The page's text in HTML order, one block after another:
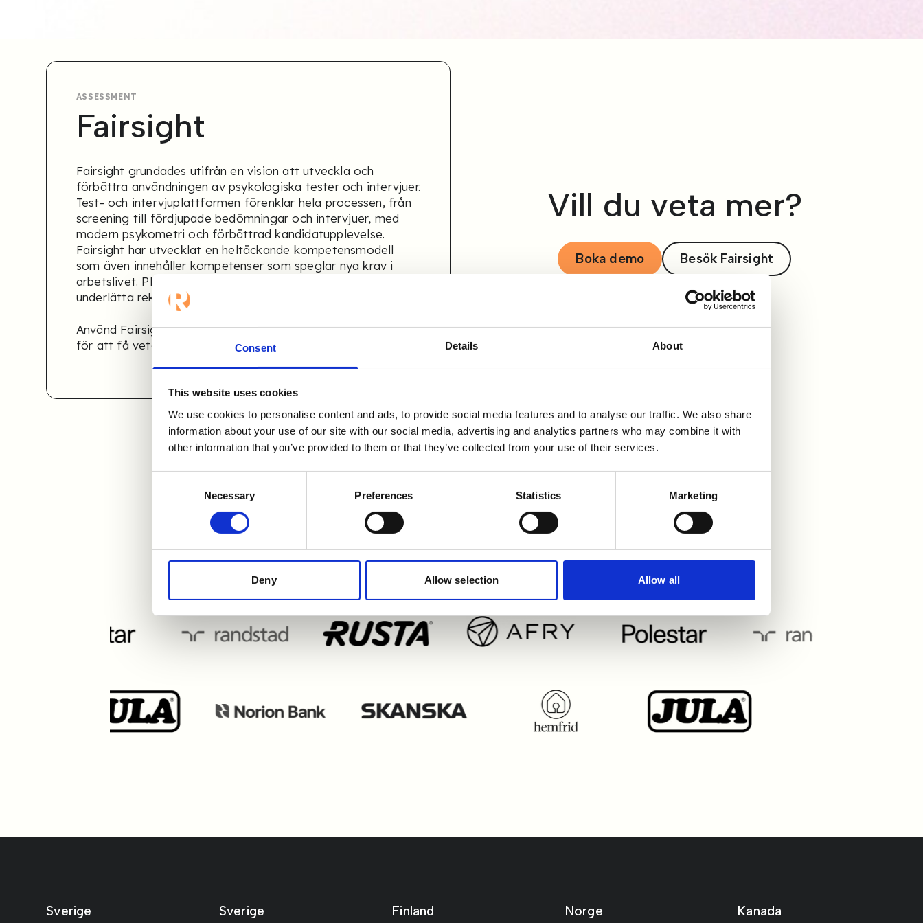
Consent Details About
This website uses cookies
We use cookies to personalise content and ads, to provide social media features and to analyse our traffic. We also share
information about your use of our site with our social media, advertising and analytics partners who may combine it with
other information that you’ve provided to them or that they’ve collected from your use of their services.
Necessary Preferences Statistics Marketing
Deny Allow selection Allow all
ASSESSMENT
Fairsight
Fairsight grundades utifrån en vision att utveckla och
förbättra användningen av psykologiska tester och intervjuer.
Test- och intervjuplattformen förenklar hela processen, från
screening till fördjupade bedömningar och intervjuer, med
modern psykometri och förbättrad kandidatupplevelse.
Fairsight har utvecklat en heltäckande kompetensmodell
som även innehåller kompetenser som speglar nya krav i
arbetslivet. Plattformen ger lättförståeliga rapporter för att
underlätta rekryteringsbeslut.
Använd Fairsights kompetensramverk i Refapp.Kontakta oss
för att få veta mer
Vill du veta mer?
Boka demo Besök Fairsight
Urval av kunder som nyttjar våra
integrationer
Sverige Sverige Finland Norge Kanada